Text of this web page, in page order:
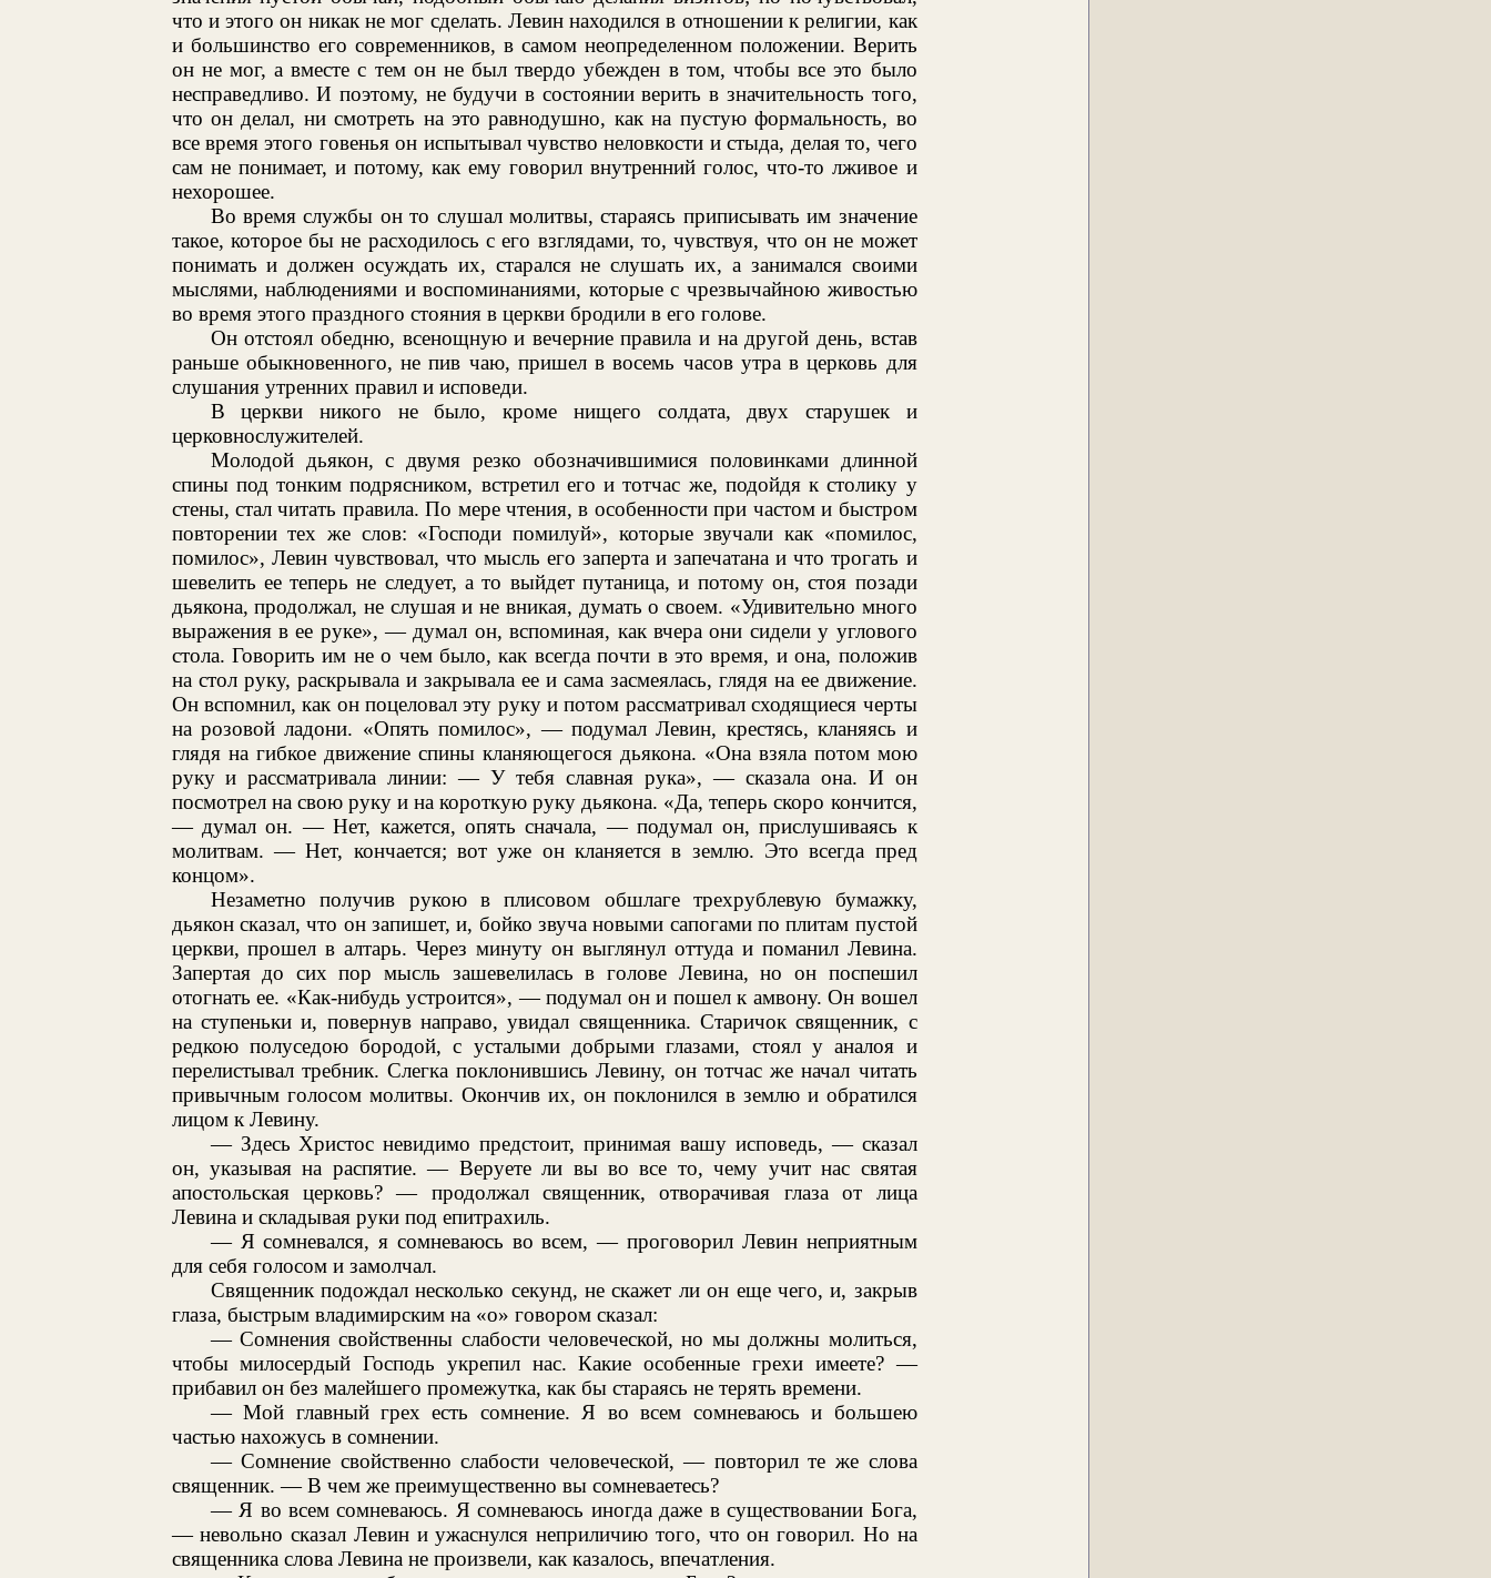
что и этого он никак не мог сделать. Левин находился в отношении к религии, как
и большинство его современников, в самом неопределенном положении. Верить
он не мог, а вместе с тем он не был твердо убежден в том, чтобы все это было
несправедливо. И поэтому, не будучи в состоянии верить в значительность того,
что он делал, ни смотреть на это равнодушно, как на пустую формальность, во
все время этого говенья он испытывал чувство неловкости и стыда, делая то, чего
сам не понимает, и потому, как ему говорил внутренний голос, что-то лживое и
нехорошее.
Во время службы он то слушал молитвы, стараясь приписывать им значение
такое, которое бы не расходилось с его взглядами, то, чувствуя, что он не может
понимать и должен осуждать их, старался не слушать их, а занимался своими
мыслями, наблюдениями и воспоминаниями, которые с чрезвычайною живостью
во время этого праздного стояния в церкви бродили в его голове.
Он отстоял обедню, всенощную и вечерние правила и на другой день, встав
раньше обыкновенного, не пив чаю, пришел в восемь часов утра в церковь для
слушания утренних правил и исповеди.
В церкви никого не было, кроме нищего солдата, двух старушек и
церковнослужителей.
Молодой дьякон, с двумя резко обозначившимися половинками длинной
спины под тонким подрясником, встретил его и тотчас же, подойдя к столику у
стены, стал читать правила. По мере чтения, в особенности при частом и быстром
повторении тех же слов: «Господи помилуй», которые звучали как «помилос,
помилос», Левин чувствовал, что мысль его заперта и запечатана и что трогать и
шевелить ее теперь не следует, а то выйдет путаница, и потому он, стоя позади
дьякона, продолжал, не слушая и не вникая, думать о своем. «Удивительно много
выражения в ее руке», — думал он, вспоминая, как вчера они сидели у углового
стола. Говорить им не о чем было, как всегда почти в это время, и она, положив
на стол руку, раскрывала и закрывала ее и сама засмеялась, глядя на ее движение.
Он вспомнил, как он поцеловал эту руку и потом рассматривал сходящиеся черты
на розовой ладони. «Опять помилос», — подумал Левин, крестясь, кланяясь и
глядя на гибкое движение спины кланяющегося дьякона. «Она взяла потом мою
руку и рассматривала линии: — У тебя славная рука», — сказала она. И он
посмотрел на свою руку и на короткую руку дьякона. «Да, теперь скоро кончится,
— думал он. — Нет, кажется, опять сначала, — подумал он, прислушиваясь к
молитвам. — Нет, кончается; вот уже он кланяется в землю. Это всегда пред
концом».
Незаметно получив рукою в плисовом обшлаге трехрублевую бумажку,
дьякон сказал, что он запишет, и, бойко звуча новыми сапогами по плитам пустой
церкви, прошел в алтарь. Через минуту он выглянул оттуда и поманил Левина.
Запертая до сих пор мысль зашевелилась в голове Левина, но он поспешил
отогнать ее. «Как-нибудь устроится», — подумал он и пошел к амвону. Он вошел
на ступеньки и, повернув направо, увидал священника. Старичок священник, с
редкою полуседою бородой, с усталыми добрыми глазами, стоял у аналоя и
перелистывал требник. Слегка поклонившись Левину, он тотчас же начал читать
привычным голосом молитвы. Окончив их, он поклонился в землю и обратился
лицом к Левину.
— Здесь Христос невидимо предстоит, принимая вашу исповедь, — сказал
он, указывая на распятие. — Веруете ли вы во все то, чему учит нас святая
апостольская церковь? — продолжал священник, отворачивая глаза от лица
Левина и складывая руки под епитрахиль.
— Я сомневался, я сомневаюсь во всем, — проговорил Левин неприятным
для себя голосом и замолчал.
Священник подождал несколько секунд, не скажет ли он еще чего, и, закрыв
глаза, быстрым владимирским на «о» говором сказал:
— Сомнения свойственны слабости человеческой, но мы должны молиться,
чтобы милосердый Господь укрепил нас. Какие особенные грехи имеете? —
прибавил он без малейшего промежутка, как бы стараясь не терять времени.
— Мой главный грех есть сомнение. Я во всем сомневаюсь и большею
частью нахожусь в сомнении.
— Сомнение свойственно слабости человеческой, — повторил те же слова
священник. — В чем же преимущественно вы сомневаетесь?
— Я во всем сомневаюсь. Я сомневаюсь иногда даже в существовании Бога,
— невольно сказал Левин и ужаснулся неприличию того, что он говорил. Но на
священника слова Левина не произвели, как казалось, впечатления.